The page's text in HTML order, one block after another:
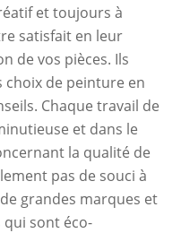
et toujours à
satisfait en leur
de vos pièces. Ils
de peinture en
Chaque travail de
et dans le
la qualité de
pas de souci à
grandes marques et
qui sont éco-